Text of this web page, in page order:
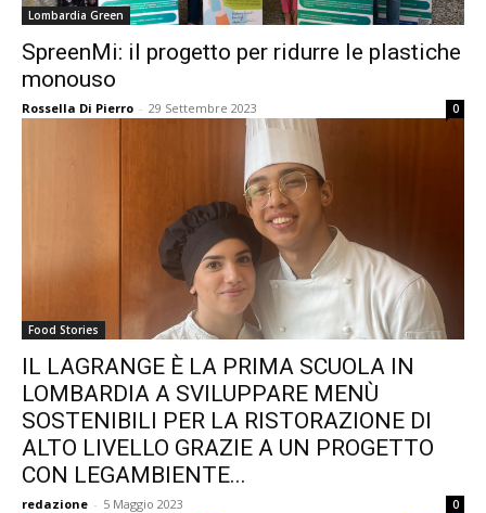
Lombardia Green
SpreenMi: il progetto per ridurre le plastiche
monouso
Rossella Di Pierro - 29 Settembre 2023 0
Food Stories
IL LAGRANGE È LA PRIMA SCUOLA IN
LOMBARDIA A SVILUPPARE MENÙ
SOSTENIBILI PER LA RISTORAZIONE DI
ALTO LIVELLO GRAZIE A UN PROGETTO
CON LEGAMBIENTE...
redazione - 5 Maggio 2023 0